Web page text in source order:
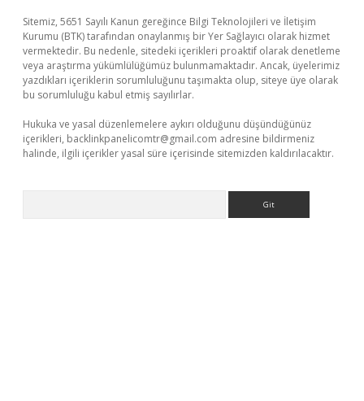
Sitemiz, 5651 Sayılı Kanun gereğince Bilgi Teknolojileri ve İletişim
Kurumu (BTK) tarafından onaylanmış bir Yer Sağlayıcı olarak hizmet
vermektedir. Bu nedenle, sitedeki içerikleri proaktif olarak denetleme
veya araştırma yükümlülüğümüz bulunmamaktadır. Ancak, üyelerimiz
yazdıkları içeriklerin sorumluluğunu taşımakta olup, siteye üye olarak
bu sorumluluğu kabul etmiş sayılırlar.
Hukuka ve yasal düzenlemelere aykırı olduğunu düşündüğünüz
içerikleri, backlinkpanelicomtr@gmail.com adresine bildirmeniz
halinde, ilgili içerikler yasal süre içerisinde sitemizden kaldırılacaktır.